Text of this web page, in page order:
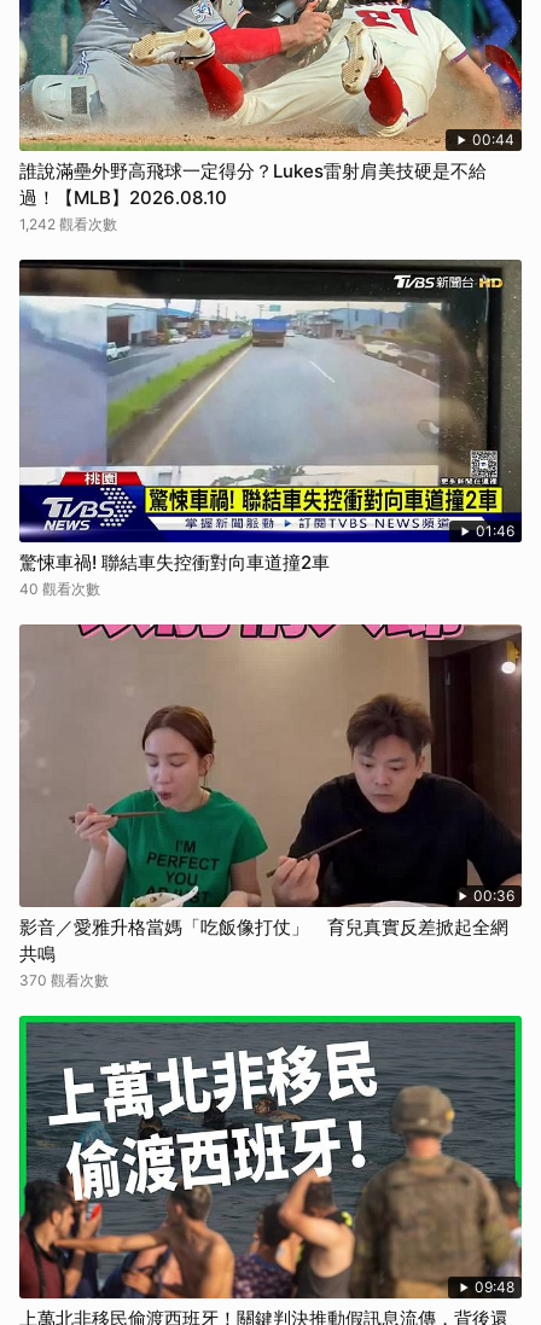
00:44
誰說滿壘外野高飛球一定得分？Lukes雷射肩美技硬是不給
過！【MLB】2026.08.10
1,242 觀看次數
01:46
驚悚車禍! 聯結車失控衝對向車道撞2車
40 觀看次數
00:36
影音／愛雅升格當媽「吃飯像打仗」 育兒真實反差掀起全網
共鳴
370 觀看次數
09:48
上萬北非移民偷渡西班牙！關鍵判決推動假訊息流傳，背後還